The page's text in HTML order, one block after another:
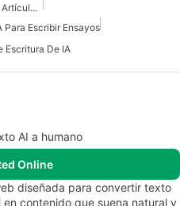
Herramientas De Escritura De Artículos De IA
Para Escribir Ensayos
Escritura De IA
AI a humano
Online
diseñada para convertir texto
contenido que suena natural y